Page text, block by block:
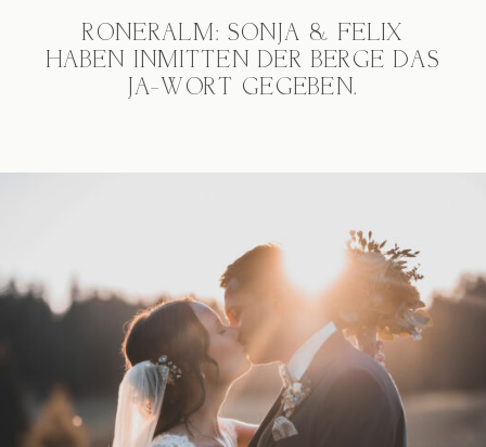
RONERALM: SONJA & FELIX
HABEN INMITTEN DER BERGE DAS
JA-WORT GEGEBEN.